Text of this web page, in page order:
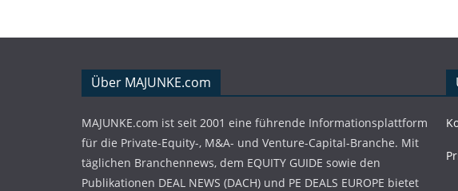
Über MAJUNKE.com
MAJUNKE.com ist seit 2001 eine führende Informationsplattform
für die Private-Equity-, M&A- und Venture-Capital-Branche. Mit
täglichen Branchennews, dem EQUITY GUIDE sowie den
Publikationen DEAL NEWS (DACH) und PE DEALS EUROPE bietet